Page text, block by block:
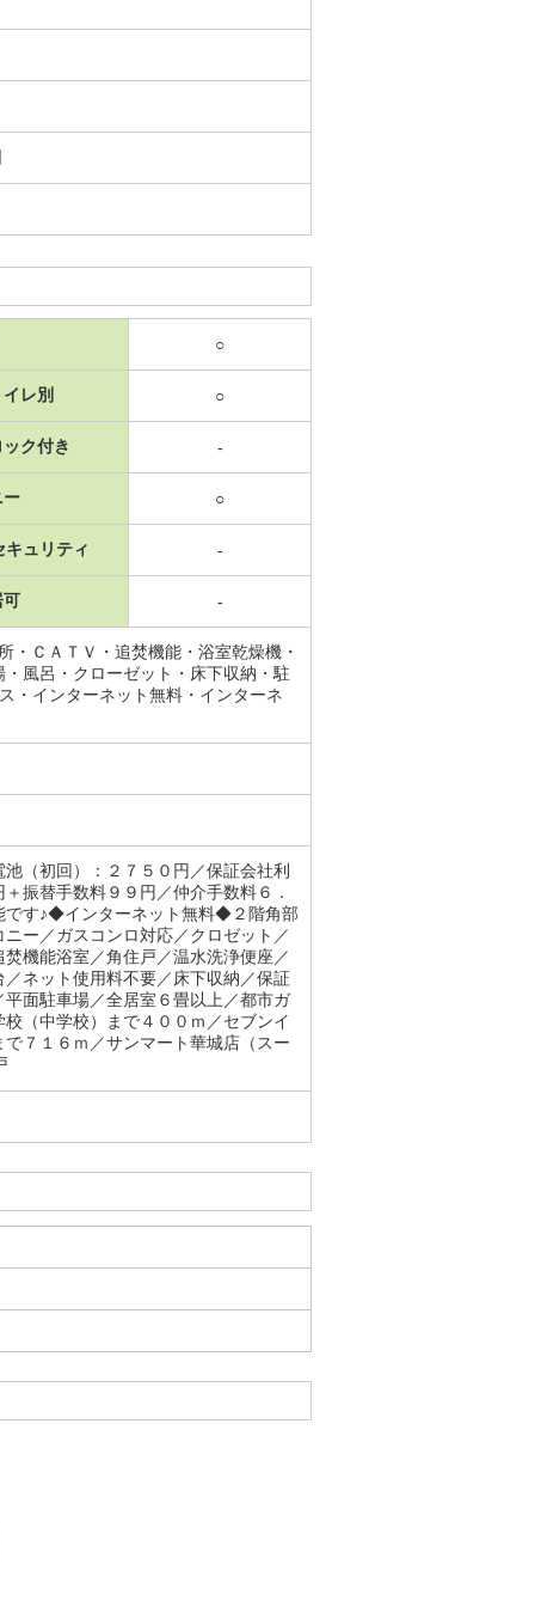
○
レ別 ○
ク付き -
ー ○
キュリティ -
可 -
・ＣＡＴＶ・追焚機能・浴室乾燥機・
風呂・クローゼット・床下収納・駐
・インターネット無料・インターネ
（初回）：２７５０円／保証会社利
振替手数料９９円／仲介手数料６．
です♪◆インターネット無料◆２階角部
ー／ガスコンロ対応／クロゼット／
機能浴室／角住戸／温水洗浄便座／
ネット使用料不要／床下収納／保証
面駐車場／全居室６畳以上／都市ガ
（中学校）まで４００ｍ／セブンイ
７１６ｍ／サンマート華城店（スー